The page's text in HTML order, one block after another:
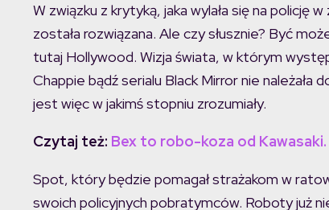
W związku z krytyką, jaka wylała się na
została rozwiązana. Ale czy słusznie? Być
tutaj Hollywood. Wizja świata, w którym
Chappie bądź serialu Black Mirror nie
jest więc w jakimś stopniu zrozumiały.
Czytaj też: Bex to robo-koza od
Spot, który będzie pomagał strażakom w
swoich policyjnych pobratymców. Roboty już